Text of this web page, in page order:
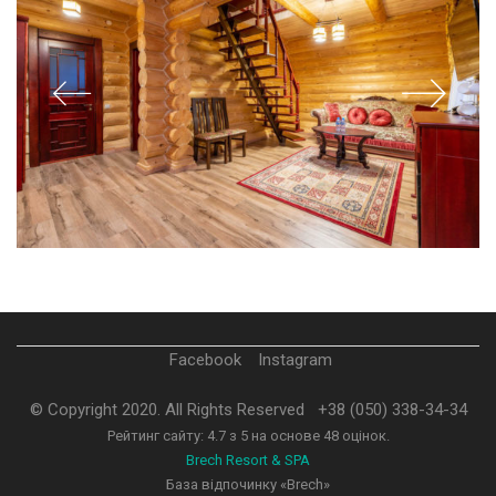
Facebook Instagram
© Copyright 2020. All Rights Reserved +38 (050) 338-34-34
Рейтинг сайту: 4.7з 5 на основе 48оцінок.
Brech Resort & SPA
База відпочинку «Brech»